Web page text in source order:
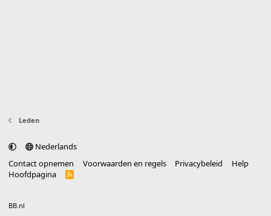
Leden
Nederlands
Contact opnemen
Voorwaarden en regels Privacybeleid
Help
Hoofdpagina
R
BB.nl